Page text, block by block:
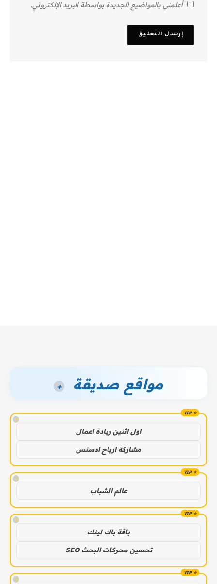
أعلمني بالمواضيع الجديدة بواسطة البريد الإلكتروني.
مواقع صديقة +
!
اول اثنين ريادة اعمال
مشاركة ارباح ادسنس
!
عالم الشباب
!
باقة باك لينك
تحسين محركات البحث SEO
!